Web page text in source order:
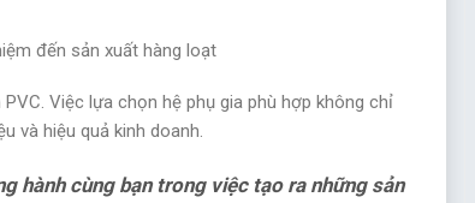
đến sản xuất hàng loạt
Việc lựa chọn hệ phụ gia phù hợp không chỉ
và hiệu quả kinh doanh.
hành cùng bạn trong việc tạo ra những sản